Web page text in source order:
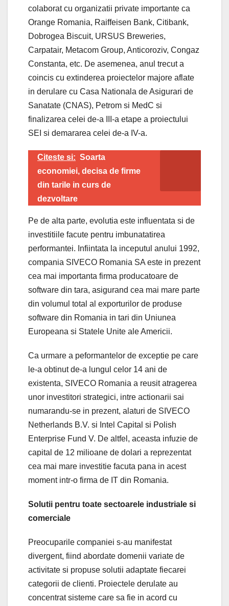
colaborat cu organizatii private importante ca
Orange Romania, Raiffeisen Bank, Citibank,
Dobrogea Biscuit, URSUS Breweries,
Carpatair, Metacom Group, Anticoroziv, Congaz
Constanta, etc. De asemenea, anul trecut a
coincis cu extinderea proiectelor majore aflate
in derulare cu Casa Nationala de Asigurari de
Sanatate (CNAS), Petrom si MedC si
finalizarea celei de-a III-a etape a proiectului
SEI si demararea celei de-a IV-a.
Citeste si: Soarta
economiei, decisa de firme
din tarile in curs de
dezvoltare
Pe de alta parte, evolutia este influentata si de
investitiile facute pentru imbunatatirea
performantei. Infiintata la inceputul anului 1992,
compania SIVECO Romania SA este in prezent
cea mai importanta firma producatoare de
software din tara, asigurand cea mai mare parte
din volumul total al exporturilor de produse
software din Romania in tari din Uniunea
Europeana si Statele Unite ale Americii.
Ca urmare a peformantelor de exceptie pe care
le-a obtinut de-a lungul celor 14 ani de
existenta, SIVECO Romania a reusit atragerea
unor investitori strategici, intre actionarii sai
numarandu-se in prezent, alaturi de SIVECO
Netherlands B.V. si Intel Capital si Polish
Enterprise Fund V. De altfel, aceasta infuzie de
capital de 12 milioane de dolari a reprezentat
cea mai mare investitie facuta pana in acest
moment intr-o firma de IT din Romania.
Solutii pentru toate sectoarele industriale si
comerciale
Preocuparile companiei s-au manifestat
divergent, fiind abordate domenii variate de
activitate si propuse solutii adaptate fiecarei
categorii de clienti. Proiectele derulate au
concentrat sisteme care sa fie in acord cu